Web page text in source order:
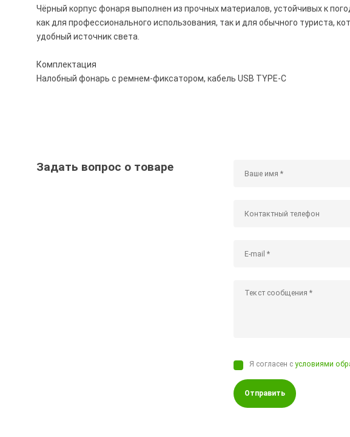
Чёрный корпус фонаря выполнен из прочных материалов, устойчивых к
как для профессионального использования, так и для обычного туриста,
удобный источник света.
Комплектация
Налобный фонарь с ремнем-фиксатором, кабель USB TYPE-C
Задать вопрос о товаре
Я согласен сусловиями
Отправить